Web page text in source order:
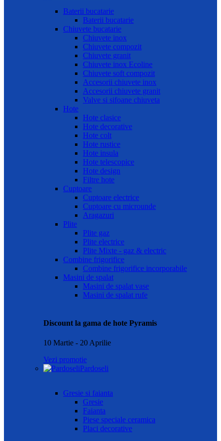
Baterii bucatarie
Baterii bucatarie
Chiuvete bucatarie
Chiuvete inox
Chiuvete compozit
Chiuvete granit
Chiuvete inox Ecoline
Chiuvete soft compozit
Accesorii chiuvete inox
Accesorii chiuvete granit
Valve si sifoane chiuveta
Hote
Hote clasice
Hote decorative
Hote colt
Hote rustice
Hote insula
Hote telescopice
Hote design
Filtre hote
Cuptoare
Cuptoare electrice
Cuptoare cu microunde
Aragazuri
Plite
Plite gaz
Plite electrice
Plite Mixte - gaz & electric
Combine frigorifice
Combine frigorifice incorporabile
Masini de spalat
Masini de spalat vase
Masini de spalat rufe
Discount la gama de hote Pyramis
10 Martie - 20 Aprilie
Vezi promotie
Pardoseli
Gresie si faianta
Gresie
Faianta
Piese speciale ceramica
Placi decorative